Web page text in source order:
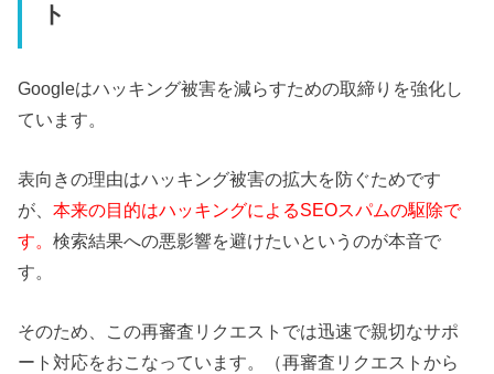
ト
Googleはハッキング被害を減らすための取締りを強化し
ています。
表向きの理由はハッキング被害の拡大を防ぐためです
が、本来の目的はハッキングによるSEOスパムの駆除で
す。検索結果への悪影響を避けたいというのが本音で
す。
そのため、この再審査リクエストでは迅速で親切なサポ
ート対応をおこなっています。（再審査リクエストから